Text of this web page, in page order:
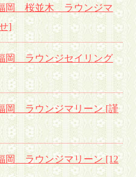
桜並木 ラウンジマ
]
ラウンジセイリング
ラウンジマリーン [謹
ラウンジマリーン [12